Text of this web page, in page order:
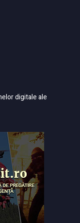
digitale ale